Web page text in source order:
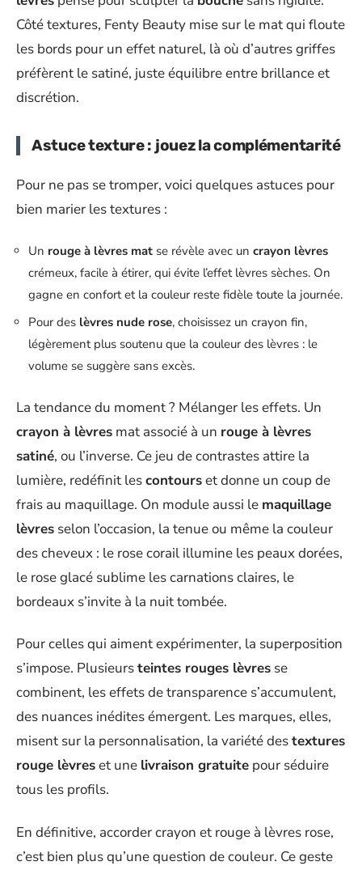
Côté textures, Fenty Beauty mise sur le mat qui floute
les bords pour un effet naturel, là où d’autres griffes
préfèrent le satiné, juste équilibre entre brillance et
discrétion.
Astuce texture : jouez la complémentarité
Pour ne pas se tromper, voici quelques astuces pour
bien marier les textures :
Un rouge à lèvres mat se révèle avec un crayon lèvres
crémeux, facile à étirer, qui évite l’effet lèvres sèches. On
gagne en confort et la couleur reste fidèle toute la journée.
Pour des lèvres nude rose, choisissez un crayon fin,
légèrement plus soutenu que la couleur des lèvres : le
volume se suggère sans excès.
La tendance du moment ? Mélanger les effets. Un
crayon à lèvres mat associé à un rouge à lèvres
satiné, ou l’inverse. Ce jeu de contrastes attire la
lumière, redéfinit lescontourset donne un coup de
frais au maquillage. On module aussi le maquillage
lèvres selon l’occasion, la tenue ou même la couleur
des cheveux : le rose corail illumine les peaux dorées,
le rose glacé sublime les carnations claires, le
bordeaux s’invite à la nuit tombée.
Pour celles qui aiment expérimenter, la superposition
s’impose. Plusieursteintes rouges lèvres se
combinent, les effets de transparence s’accumulent,
des nuances inédites émergent. Les marques, elles,
misent sur la personnalisation, la variété destextures
rouge lèvreset une livraison gratuite pour séduire
tous les profils.
En définitive, accorder crayon et rouge à lèvres rose,
c’est bien plus qu’une question de couleur. Ce geste